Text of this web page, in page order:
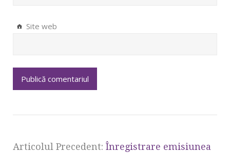
Site web
Articolul Precedent: Înregistrare emisiunea